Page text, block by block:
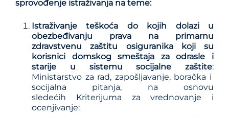
sprovođenje istraživanja na teme:
Istraživanje teškoća do kojih dolazi u
obezbeđivanju prava na primarnu
zdravstvenu zaštitu osiguranika koji su
korisnici domskog smeštaja za odrasle i
starije u sistemu socijalne zaštite:
Ministarstvo za rad, zapošljavanje, boračka i
socijalna pitanja, na osnovu
sledećih Kriterijuma za vrednovanje i
ocenjivanje: